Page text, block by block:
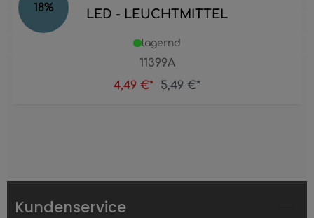
18% LED - LEUCHTMITTEL
11399A
lagernd
4,49 €* 5,49 €*
Kundenservice